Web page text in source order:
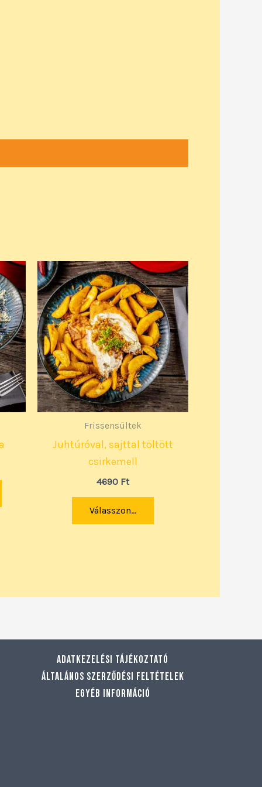
Frissensültek
Juhtúróval, sajttal töltött
csirkemell
4690 Ft
Válasszon...
Adatkezelési tájékoztató
Általános szerződési feltételek
Egyéb információ